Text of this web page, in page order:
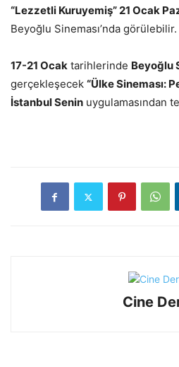
“Lezzetli Kuruyemiş” 21 Ocak
Beyoğlu Sineması’nda görülebilir.
17-21 Ocak tarihlerinde Beyoğlu
gerçekleşecek “Ülke Sineması:
İstanbul Senin uygulamasından
Cine